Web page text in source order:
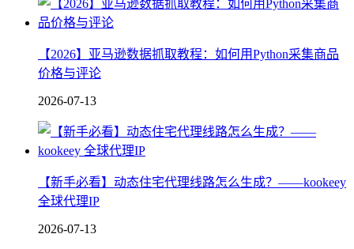
【2026】亚马逊数据抓取教程：如何用Python采集商品
价格与评论
2026-07-13
【新手必看】动态住宅代理线路怎么生成？——kookeey
全球代理IP
2026-07-13